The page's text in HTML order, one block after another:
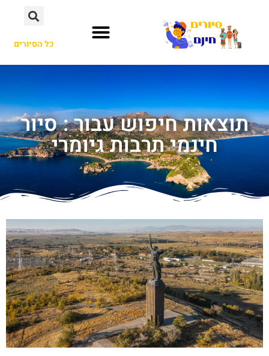
כל הסיורים
תוצאות חיפוש עבור : סיור
חינמי תרבות גיומרי